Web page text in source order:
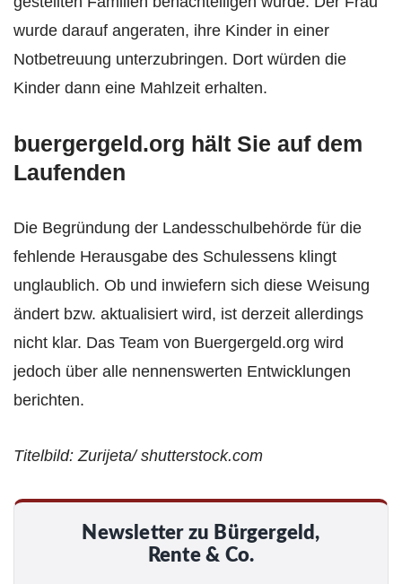
wurde darauf angeraten, ihre Kinder in einer
Notbetreuung unterzubringen. Dort würden die
Kinder dann eine Mahlzeit erhalten.
buergergeld.org hält Sie auf dem
Laufenden
Die Begründung der Landesschulbehörde für die
fehlende Herausgabe des Schulessens klingt
unglaublich. Ob und inwiefern sich diese Weisung
ändert bzw. aktualisiert wird, ist derzeit allerdings
nicht klar. Das Team von Buergergeld.org wird
jedoch über alle nennenswerten Entwicklungen
berichten.
Titelbild: Zurijeta/ shutterstock.com
Newsletter zu Bürgergeld,
Rente & Co.